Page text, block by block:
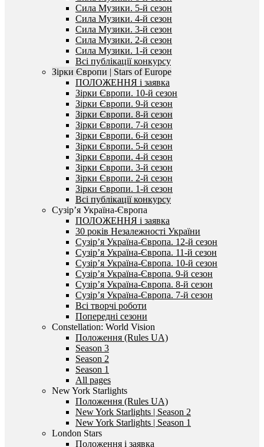
Сила Музики. 5-й сезон
Сила Музики. 4-й сезон
Сила Музики. 3-й сезон
Сила Музики. 2-й сезон
Сила Музики. 1-й сезон
Всі публікації конкурсу
Зірки Європи | Stars of Europe
ПОЛОЖЕННЯ і заявка
Зірки Європи. 10-й сезон
Зірки Європи. 9-й сезон
Зірки Європи. 8-й сезон
Зірки Європи. 7-й сезон
Зірки Європи. 6-й сезон
Зірки Європи. 5-й сезон
Зірки Європи. 4-й сезон
Зірки Європи. 3-й сезон
Зірки Європи. 2-й сезон
Зірки Європи. 1-й сезон
Всі публікації конкурсу
Сузір’я Україна-Європа
ПОЛОЖЕННЯ і заявка
30 років Незалежності України
Сузір’я Україна-Європа. 12-й сезон
Сузір’я Україна-Європа. 11-й сезон
Сузір’я Україна-Європа. 10-й сезон
Сузір’я Україна-Європа. 9-й сезон
Сузір’я Україна-Європа. 8-й сезон
Сузір’я Україна-Європа. 7-й сезон
Всі творчі роботи
Попередні сезони
Constellation: World Vision
Положення (Rules UA)
Season 3
Season 2
Season 1
All pages
New York Starlights
Положення (Rules UA)
New York Starlights | Season 2
New York Starlights | Season 1
London Stars
Положення і заявка